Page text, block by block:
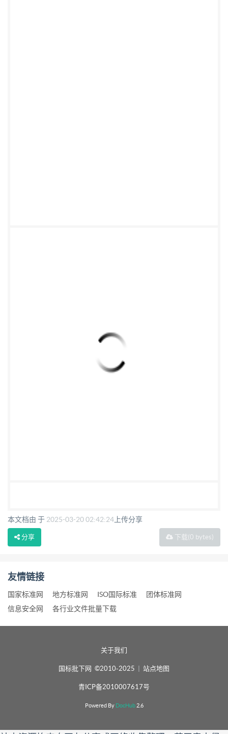
本文档由 于 2025-03-20 02:42:24 上传分享
下载(0 bytes)
分享
友情链接
国家标准网 地方标准网 ISO国际标准
团体标准网
信息安全网
各行业文件批量下载
关于我们
国标批下网 ©2010-2025 站点地图
青ICP备2010007617号
Powered By DocHub2.6